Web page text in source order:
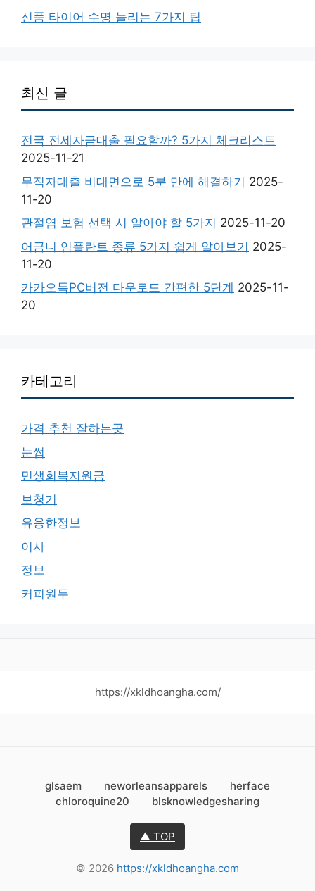
신품 타이어 수명 늘리는 7가지 팁
최신 글
전국 전세자금대출 필요할까? 5가지 체크리스트
2025-11-21
무직자대출 비대면으로 5분 만에 해결하기 2025-
11-20
관절염 보험 선택 시 알아야 할 5가지 2025-11-20
어금니 임플란트 종류 5가지 쉽게 알아보기 2025-
11-20
카카오톡PC버전 다운로드 간편한 5단계 2025-11-
20
카테고리
가격 추천 잘하는곳
눈썹
민생회복지원금
보청기
유용한정보
이사
정보
커피원두
https://xkldhoangha.com/
glsaem neworleansapparels
herface
chloroquine20
blsknowledgesharing
▲ TOP
© 2026 https://xkldhoangha.com